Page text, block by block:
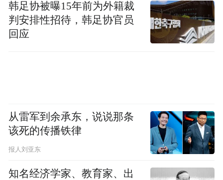
韩足协被曝15年前为外籍裁
判安排性招待，韩足协官员
回应
从雷军到余承东，说说那条
该死的传播铁律
报人刘亚东
知名经济学家、教育家、出